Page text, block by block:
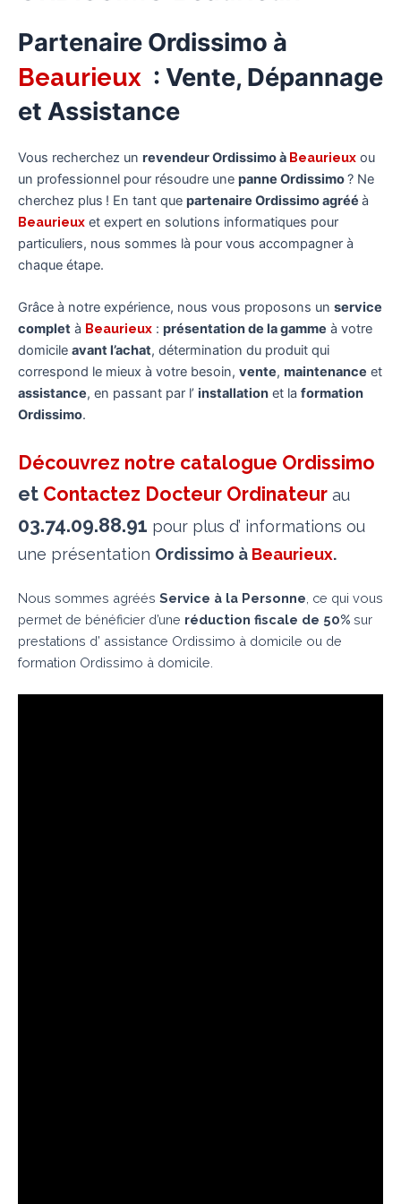
Partenaire Ordissimo à
Beaurieux : Vente, Dépannage
et Assistance
Vous recherchez un revendeur Ordissimo à Beaurieux ou
un professionnel pour résoudre une panne Ordissimo? Ne
cherchez plus ! En tant que partenaire Ordissimo agréé à
Beaurieux et expert en solutions informatiques pour
particuliers, nous sommes là pour vous accompagner à
chaque étape.
Grâce à notre expérience, nous vous proposons un service
complet à Beaurieux : présentation de la gamme à votre
domicile avant l’achat, détermination du produit qui
correspond le mieux à votre besoin, vente, maintenance et
assistance, en passant par l’ installation et la formation
Ordissimo.
Découvrez notre catalogue Ordissimo
et Contactez Docteur Ordinateur au
03.74.09.88.91 pour plus d’ informations ou
une présentation Ordissimo à Beaurieux.
Nous sommes agréés Service à la Personne , ce qui vous
permet de bénéficier d’une réduction fiscale de 50% sur
prestations d’ assistance Ordissimo à domicile ou de
formation Ordissimo à domicile.